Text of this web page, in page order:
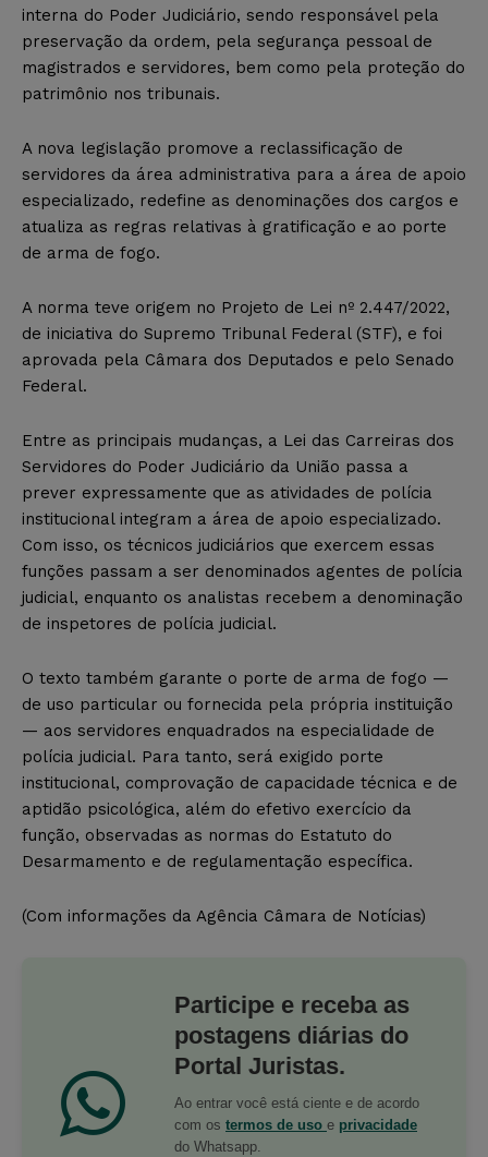
interna do Poder Judiciário, sendo responsável pela
preservação da ordem, pela segurança pessoal de
magistrados e servidores, bem como pela proteção do
patrimônio nos tribunais.
A nova legislação promove a reclassificação de
servidores da área administrativa para a área de apoio
especializado, redefine as denominações dos cargos e
atualiza as regras relativas à gratificação e ao porte
de arma de fogo.
A norma teve origem no Projeto de Lei nº 2.447/2022,
de iniciativa do Supremo Tribunal Federal (STF), e foi
aprovada pela Câmara dos Deputados e pelo Senado
Federal.
Entre as principais mudanças, a Lei das Carreiras dos
Servidores do Poder Judiciário da União passa a
prever expressamente que as atividades de polícia
institucional integram a área de apoio especializado.
Com isso, os técnicos judiciários que exercem essas
funções passam a ser denominados agentes de polícia
judicial, enquanto os analistas recebem a denominação
de inspetores de polícia judicial.
O texto também garante o porte de arma de fogo —
de uso particular ou fornecida pela própria instituição
— aos servidores enquadrados na especialidade de
polícia judicial. Para tanto, será exigido porte
institucional, comprovação de capacidade técnica e de
aptidão psicológica, além do efetivo exercício da
função, observadas as normas do Estatuto do
Desarmamento e de regulamentação específica.
(Com informações da Agência Câmara de Notícias)
Participe e receba as
postagens diárias do
Portal Juristas.
Ao entrar você está ciente e de acordo
com os termos de uso e privacidade
do Whatsapp.